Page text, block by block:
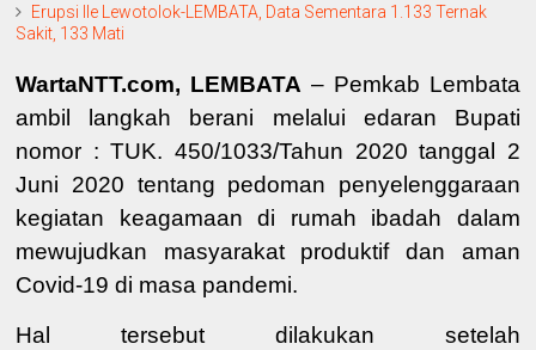
Erupsi Ile Lewotolok-LEMBATA, Data Sementara 1.133 Ternak
Sakit, 133 Mati
WartaNTT.com, LEMBATA – Pemkab Lembata
ambil langkah berani melalui edaran Bupati
nomor :TUK. 450/1033/Tahun 2020 tanggal 2
Juni 2020 tentang pedoman penyelenggaraan
kegiatan keagamaan di rumah ibadah dalam
mewujudkan masyarakat produktif dan aman
Covid-19 di masa pandemi.
Hal tersebut dilakukan setelah